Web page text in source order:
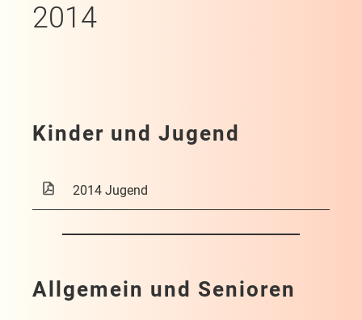
2014
Kinder und Jugend
2014 Jugend
Allgemein und Senioren